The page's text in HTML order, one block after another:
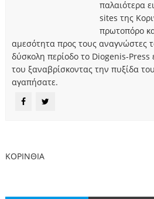
παλαιότερα
sites της
πρωτοπόρο
αμεσότητα προς τους αναγνώστες
δύσκολη περίοδο το Diogenis-Press
του ξαναβρίσκοντας την πυξίδα
αγαπήσατε.
ΚΟΡΙΝΘΙΑ